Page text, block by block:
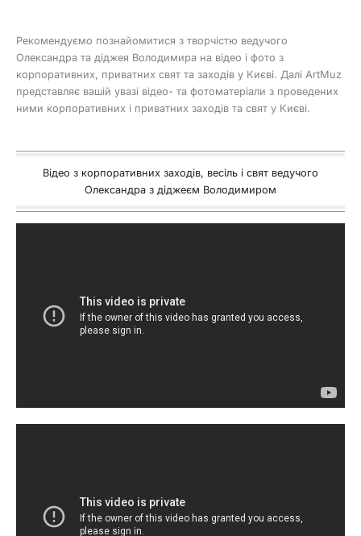
Рекомендуємо познайомитися з творчістю ведучого
Олександра та діджея Володимира на відео і фото з
корпоративних, приватних свят та заходів у Києві. Далі ArtMuz
представляє вашій увазі відео- та фотоматеріали з проведених
ними корпоративних і приватних заходів та свят у Києві.
Відео з корпоративних заходів, весіль і свят ведучого
Олександра з діджеєм Володимиром